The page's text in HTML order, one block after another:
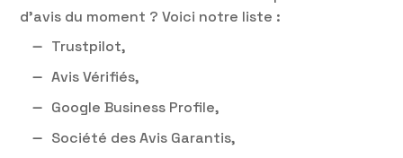
d’avis du moment ? Voici notre liste :
Trustpilot,
Avis Vérifiés,
Google Business Profile,
Société des Avis Garantis,